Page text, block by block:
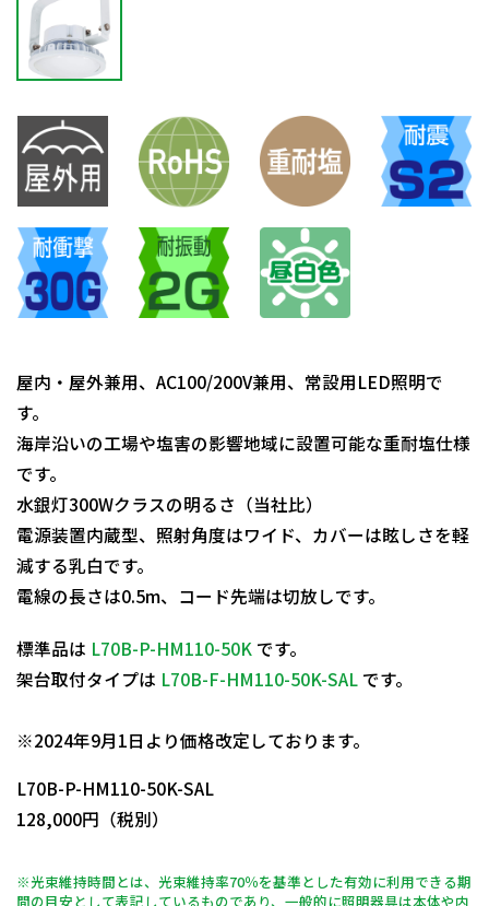
屋内・屋外兼用、AC100/200V兼用、常設用LED照明で
す。
海岸沿いの工場や塩害の影響地域に設置可能な重耐塩仕様
です。
水銀灯300Wクラスの明るさ（当社比）
電源装置内蔵型、照射角度はワイド、カバーは眩しさを軽
減する乳白です。
電線の長さは0.5m、コード先端は切放しです。
標準品は L70B-P-HM110-50K です。
架台取付タイプは L70B-F-HM110-50K-SAL です。
※2024年9月1日より価格改定しております。
L70B-P-HM110-50K-SAL
128,000円（税別）
※光束維持時間とは、光束維持率70％を基準とした有効に利用できる期
間の目安として表記しているものであり、一般的に照明器具は本体や内